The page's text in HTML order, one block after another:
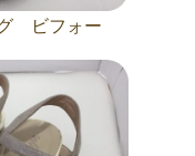
ビフォー